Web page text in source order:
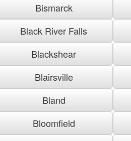
Bismarck
Black River Falls
Blackshear
Blairsville
Bland
Bloomfield